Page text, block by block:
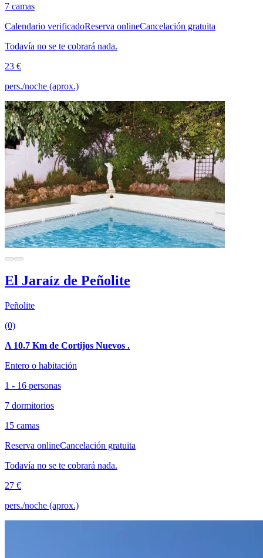
7 camas
Calendario verificadoReserva onlineCancelación gratuita
Todavía no se te cobrará nada.
23 €
pers./noche (aprox.)
El Jaraíz de Peñolite
Peñolite
(0)
A 10.7 Km de Cortijos Nuevos .
Entero o habitación
1 - 16 personas
7 dormitorios
15 camas
Reserva onlineCancelación gratuita
Todavía no se te cobrará nada.
27 €
pers./noche (aprox.)